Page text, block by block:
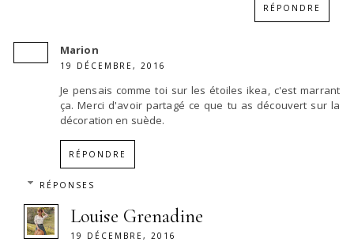
RÉPONDRE
Marion
19 DÉCEMBRE, 2016
Je pensais comme toi sur les étoiles ikea, c'est marrant
ça. Merci d'avoir partagé ce que tu as découvert sur la
décoration en suède.
RÉPONDRE
RÉPONSES
Louise Grenadine
19 DÉCEMBRE, 2016